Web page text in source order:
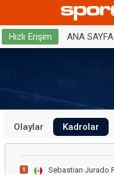
Hızlı Erişim ANA SAYFA
Olaylar Kadrolar
1 Sebastian Jurado